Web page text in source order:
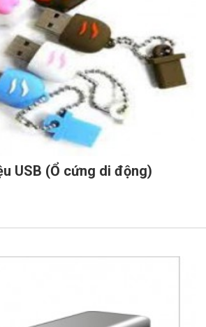
USB (Ổ cứng di động)